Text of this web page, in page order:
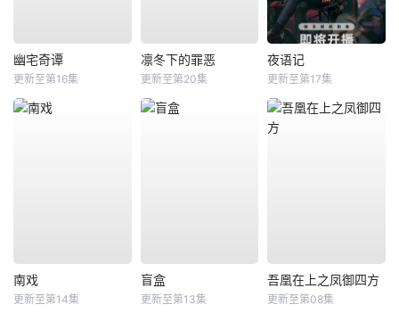
幽宅奇谭
更新至第16集
凛冬下的罪恶
更新至第20集
夜语记
更新至第17集
南戏
更新至第14集
盲盒
更新至第13集
吾凰在上之凤御四方
更新至第08集